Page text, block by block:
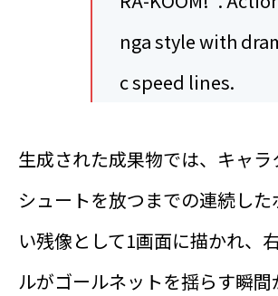
nga style with
c speed lines.
生成された成果物では、キャラ
シュートを放つまでの連続した
い残像として1画面に描かれ、
ルがゴールネットを揺らす瞬間